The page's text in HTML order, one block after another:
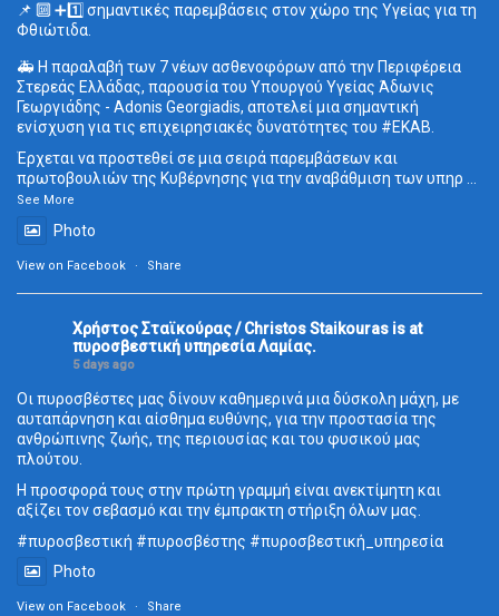
📌 🔟 ➕1️⃣ σημαντικές παρεμβάσεις στον χώρο της Υγείας για τη
Φθιώτιδα.
🚑 Η παραλαβή των 7 νέων ασθενοφόρων από την Περιφέρεια
Στερεάς Ελλάδας, παρουσία του Υπουργού Υγείας Άδωνις
Γεωργιάδης - Adonis Georgiadis, αποτελεί μια σημαντική
ενίσχυση για τις επιχειρησιακές δυνατότητες του #ΕΚΑΒ
Έρχεται να προστεθεί σε μια σειρά παρεμβάσεων και
πρωτοβουλιών της Κυβέρνησης για την αναβάθμιση των υπηρ
See More
Photo
View on Facebook · Share
Χρήστος Σταϊκούρας / Christos Staikouras is at
πυροσβεστική υπηρεσία Λαμίας.
5 days ago
Οι πυροσβέστες μας δίνουν καθημερινά μια δύσκολη μάχη, με
αυταπάρνηση και αίσθημα ευθύνης, για την προστασία της
ανθρώπινης ζωής, της περιουσίας και του φυσικού μας
πλούτου.
Η προσφορά τους στην πρώτη γραμμή είναι ανεκτίμητη και
αξίζει τον σεβασμό και την έμπρακτη στήριξη όλων μας.
#πυροσβεστική #πυροσβέστης #πυροσβεστική_ υπηρεσία
Photo
View on Facebook · Share